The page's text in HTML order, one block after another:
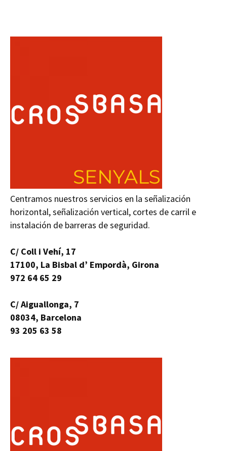
Centramos nuestros servicios en la señalización
horizontal, señalización vertical, cortes de carril e
instalación de barreras de seguridad.
C/ Coll i Vehí, 17
17100, La Bisbal d’ Empordà, Girona
972 64 65 29
C/ Aiguallonga, 7
08034, Barcelona
93 205 63 58